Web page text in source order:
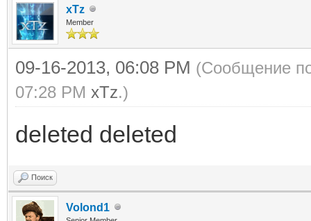
xTz
Member
09-16-2013, 06:08 PM (Сообщение
07:28 PM xTz.)
deleted deleted
Поиск
Volond1